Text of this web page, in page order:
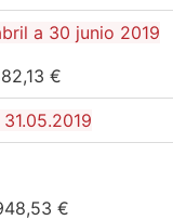
a 30 junio 2019
€
€